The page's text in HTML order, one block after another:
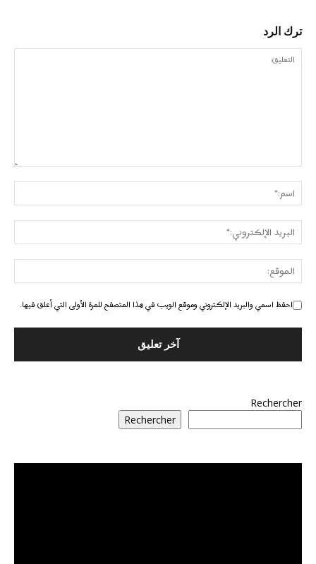
ترك الرد
احفظ اسمي والبريد الإلكتروني وموقع الويب في هذا المتصفح للمرة الأولى التي أعلق فيها.
Rechercher
Rechercher